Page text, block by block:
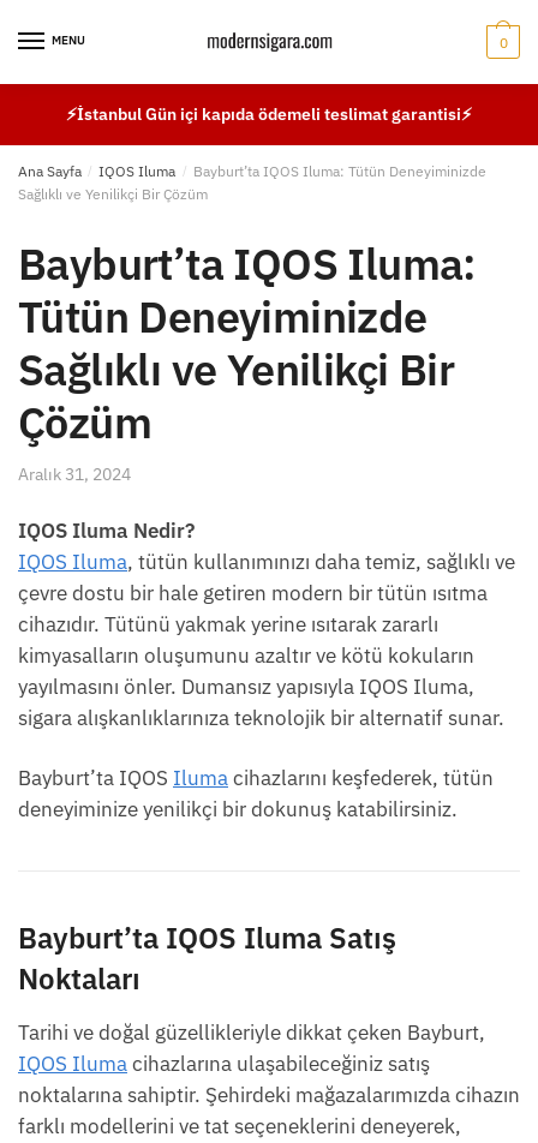
MENU 0
⚡İstanbul Gün içi kapıda ödemeli teslimat garantisi⚡
Ana Sayfa / IQOS Iluma / Bayburt’ta IQOS Iluma: Tütün Deneyiminizde
Sağlıklı ve Yenilikçi Bir Çözüm
Bayburt’ta IQOS Iluma:
Tütün Deneyiminizde
Sağlıklı ve Yenilikçi Bir
Çözüm
Aralık 31, 2024
IQOS Iluma Nedir?
IQOS Iluma, tütün kullanımınızı daha temiz, sağlıklı ve
çevre dostu bir hale getiren modern bir tütün ısıtma
cihazıdır. Tütünü yakmak yerine ısıtarak zararlı
kimyasalların oluşumunu azaltır ve kötü kokuların
yayılmasını önler. Dumansız yapısıyla IQOS Iluma,
sigara alışkanlıklarınıza teknolojik bir alternatif sunar.
Bayburt’ta IQOS Ilumacihazlarını keşfederek, tütün
deneyiminize yenilikçi bir dokunuş katabilirsiniz.
Bayburt’ta IQOS Iluma Satış
Noktaları
Tarihi ve doğal güzellikleriyle dikkat çeken Bayburt,
IQOS Ilumacihazlarına ulaşabileceğiniz satış
noktalarına sahiptir. Şehirdeki mağazalarımızda cihazın
farklı modellerini ve tat seçeneklerini deneyerek,